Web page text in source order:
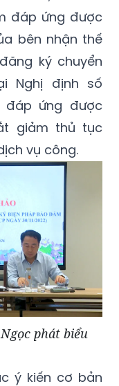
đáp ứng được
bên nhận thế
ký chuyển
Nghị định số
đáp ứng được
giảm thủ tục
vụ công.
phát biểu
ý kiến cơ bản